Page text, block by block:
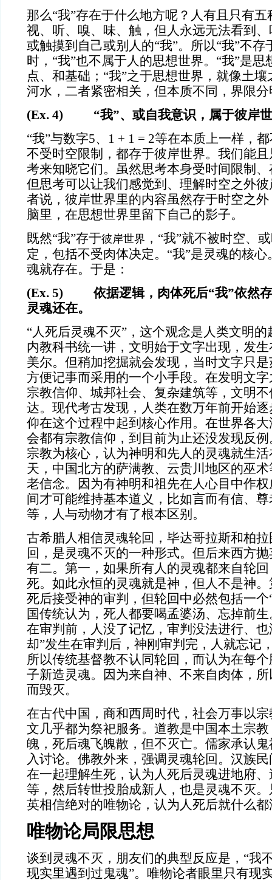
那么“我”存在于什么地方呢？人有且只有
视、听、嗅、味、触，但人永远无法看到
或触摸到自己或别人的“我”。所以“我”不存
时，“我”也不属于人的思想世界。“我”是
点、和基础；“我”之于思想世界，就像土
河水，二者紧密相关，但本质不同，界限
(Ex. 4) “我”、或自我意识，属于彼岸
“我”与数字5、1 + 1 = 2等在本质上一样，
不受时空限制，都存于彼岸世界。我们能
考来知晓它们。虽然思考本身受时间限制
但思考可以让我们感觉到、理解时空之外
者说，彼岸世界里的内容虽然存于时空之
脑里，在思想世界里留下自己的影子。
既然“我”存于彼岸世界 ，“我”就不被时空、
定，包括不受肉体决定。“我”是灵魂的核心
魂就存在。于是：
(Ex. 5) 依据逻辑，肉体死后“我”依然存
灵魂还在。
“人死后灵魂不灭”，这个观念是人类文明
内教科书统一讲，文明始于文字出现，发生
美尔。但稍加挖掘就会发现，当时文字只
方便记事而采用的一个小手段。在发明文
宗教信仰、城邦社会、复杂建筑等，文明
达。现代考古发现，人类在数万年前开始
仰在这个过程中起到核心作用。在世界各
会都有宗教信仰，到目前为止还没发现反
宗教为核心，认为神明和先人的灵魂就生
天，中国北方的萨满教、云贵川地区的巫
老信念。因为有神明和祖先在人心目中作
间才可能维持基本道义，比如言而有信、
等，人与动物才有了根本区别。
古希腊人相信灵魂轮回，毕达哥拉斯和柏
回，是灵魂不灭的一种形式。但后来西方
有二。第一，如果所有人的灵魂都来自轮
死。如此永恒的灵魂就是神，但人不是神
死后接受神的审判，但轮回中必然包括一个
国传统认为，死人都要喝孟婆汤、忘掉前
在审判前，人没了记忆，审判没法进行、
却”发生在审判后，神刚审判完，人就忘记
所以传统基督教不认同轮回，而认为在每
子新造灵魂。因为来自神、不来自肉体，
而毁灭。
在古代中国，商和西周时代，社会万事以
文几乎都为祭祀服务。道教是中国本土宗
魄，死后魂飞魄散，但不灭亡。儒家承认
入讨论。佛教外来，强调灵魂轮回。汉族
在一起理解生死，认为人死后灵魂进地府
等，然后转世投胎成新人，也是灵魂不灭
英相信绝对的唯物论，认为人死后就什么都
唯物论局限思想
谈到灵魂不灭，朋友们的典型反应是，“我
现实里遇到过鬼魂”。唯物论者眼里只有现